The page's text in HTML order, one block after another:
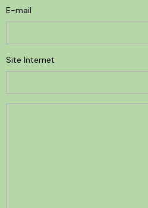
E-mail
Site Internet